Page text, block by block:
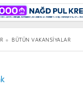
BÜTÜN VAKANSIYALAR